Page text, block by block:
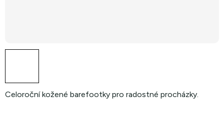
Celoroční kožené barefootky pro radostné procházky.